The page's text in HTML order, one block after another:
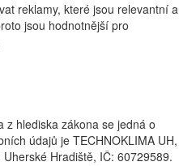
reklamy, které jsou relevantní a
jsou hodnotnější pro
z hlediska zákona se jedná o
údajů je TECHNOKLIMA UH,
Hradiště, IČ: 60729589.